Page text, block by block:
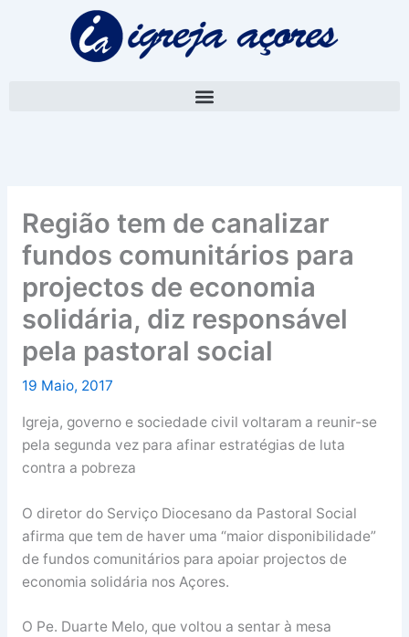
Região tem de canalizar
fundos comunitários para
projectos de economia
solidária, diz responsável
pela pastoral social
19 Maio, 2017
Igreja, governo e sociedade civil voltaram a reunir-se
pela segunda vez para afinar estratégias de luta
contra a pobreza
O diretor do Serviço Diocesano da Pastoral Social
afirma que tem de haver uma “maior disponibilidade”
de fundos comunitários para apoiar projectos de
economia solidária nos Açores.
O Pe. Duarte Melo, que voltou a sentar à mesa